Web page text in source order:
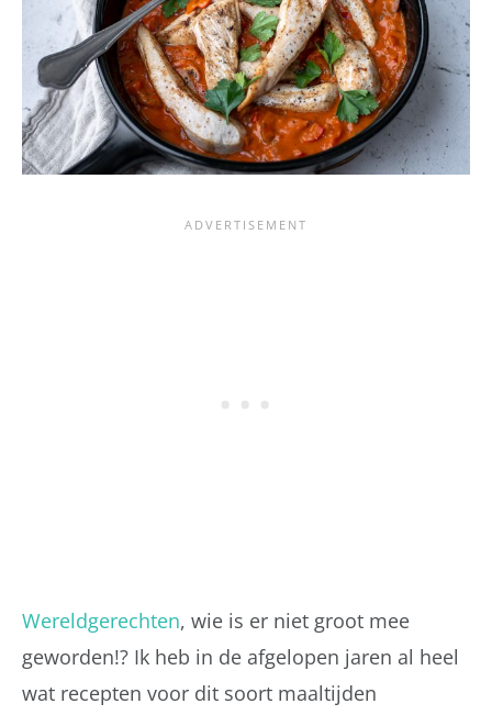
Wereldgerechten, wie is er niet groot mee
geworden!? Ik heb in de afgelopen jaren al heel
wat recepten voor dit soort maaltijden